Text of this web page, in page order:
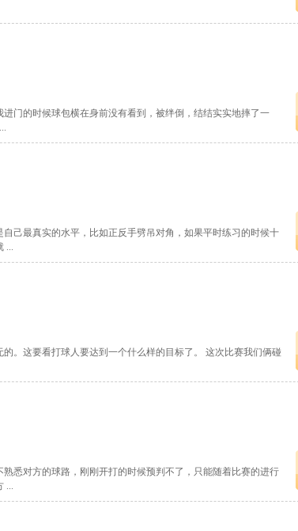
门的时候球包横在身前没有看到，被绊倒，结结实实地摔了一
己最真实的水平，比如正反手劈吊对角，如果平时练习的时候十
...
。这要看打球人要达到一个什么样的目标了。 这次比赛我们俩碰
悉对方的球路，刚刚开打的时候预判不了，只能随着比赛的进行
...